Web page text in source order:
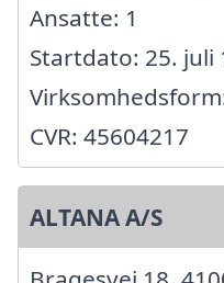
Ansatte: 1
Startdato: 25. juli
CVR: 45604217
ALTANA A/S